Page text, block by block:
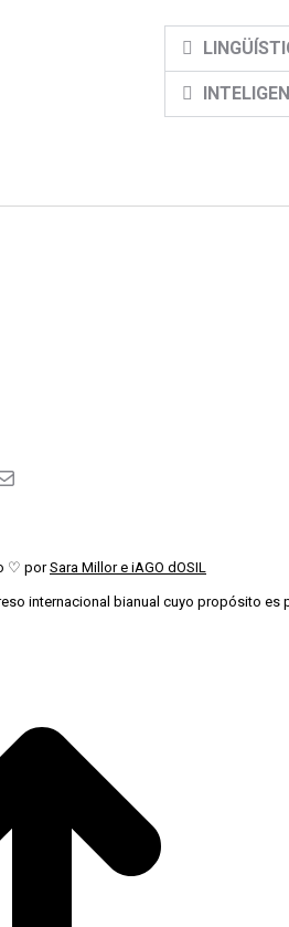
♡ porSara Millor e iAGO dOSIL
internacional bianual cuyo propósito